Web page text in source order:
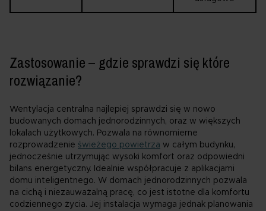
Zastosowanie – gdzie sprawdzi się które
rozwiązanie?
Wentylacja centralna najlepiej sprawdzi się w nowo
budowanych domach jednorodzinnych, oraz w większych
lokalach użytkowych. Pozwala na równomierne
rozprowadzenie świeżego powietrza w całym budynku,
jednocześnie utrzymując wysoki komfort oraz odpowiedni
bilans energetyczny. Idealnie współpracuje z aplikacjami
domu inteligentnego. W domach jednorodzinnych pozwala
na cichą i niezauważalną pracę, co jest istotne dla komfortu
codziennego życia. Jej instalacja wymaga jednak planowania